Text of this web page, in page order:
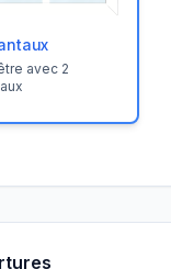
avec 2